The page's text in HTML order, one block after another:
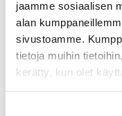
jaamme sosiaalisen
alan
sivustoamme.
tietoja muihin
kerätty, kun olet